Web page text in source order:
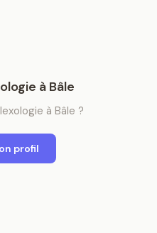
à Bâle
à Bâle ?
profil